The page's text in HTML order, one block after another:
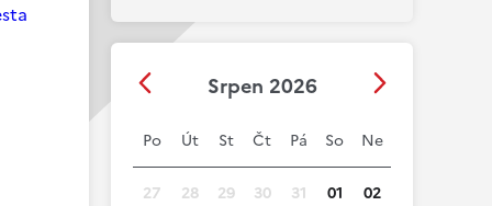
Srpen 2026
Po Út St Čt Pá So Ne
27 28 29 30 31 01
02